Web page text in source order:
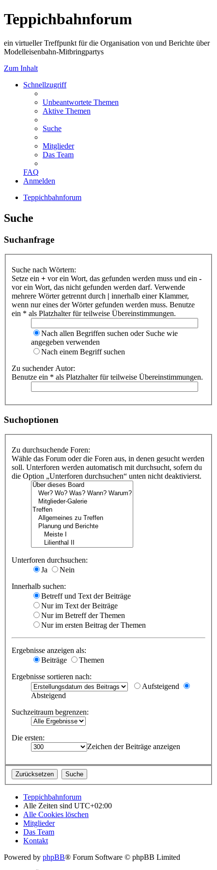
Teppichbahnforum
ein virtueller Treffpunkt für die Organisation von und Berichte über
Modelleisenbahn-Mitbringpartys
Zum Inhalt
Schnellzugriff
Unbeantwortete Themen
Aktive Themen
Suche
Mitglieder
Das Team
FAQ
Anmelden
Teppichbahnforum
Suche
Suchanfrage
Suche nach Wörtern:
Setze ein + vor ein Wort, das gefunden werden muss und ein -
vor ein Wort, das nicht gefunden werden darf. Verwende
mehrere Wörter getrennt durch | innerhalb einer Klammer,
wenn nur eines der Wörter gefunden werden muss. Benutze
ein * als Platzhalter für teilweise Übereinstimmungen.
Nach allen Begriffen suchen oder Suche wie
angegeben verwenden
Nach einem Begriff suchen
Zu suchender Autor:
Benutze ein * als Platzhalter für teilweise Übereinstimmungen.
Suchoptionen
Zu durchsuchende Foren:
Wähle das Forum oder die Foren aus, in denen gesucht werden
soll. Unterforen werden automatisch mit durchsucht, sofern du
die Option „Unterforen durchsuchen“ unten nicht deaktivierst.
Unterforen durchsuchen:
Ja
Nein
Innerhalb suchen:
Betreff und Text der Beiträge
Nur im Text der Beiträge
Nur im Betreff der Themen
Nur im ersten Beitrag der Themen
Ergebnisse anzeigen als:
Beiträge
Themen
Ergebnisse sortieren nach:
Aufsteigend
Absteigend
Suchzeitraum begrenzen:
Die ersten:
Zeichen der Beiträge anzeigen
Teppichbahnforum
Alle Zeiten sind UTC+02:00
Alle Cookies löschen
Mitglieder
Das Team
Kontakt
Powered by phpBB® Forum Software © phpBB Limited